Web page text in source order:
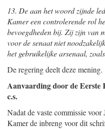
13. De aan het woord zijnde
Kamer een controlerende rol
bevoegdheden bij. Zij zijn van
voor de senaat niet
het gebruikelijke arsenaal,
De regering deelt deze mening.
Aanvaarding door de Eerste
c.s.
Nadat de vaste commissie
Kamer de inbreng voor dit